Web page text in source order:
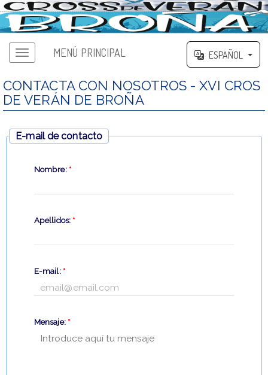
MENÚ PRINCIPAL ESPAÑOL
CONTACTA CON NOSOTROS - XVI CROS
DE VERÁN DE BROÑA
E-mail de contacto
Nombre: *
Apellidos: *
E-mail: *
Mensaje: *